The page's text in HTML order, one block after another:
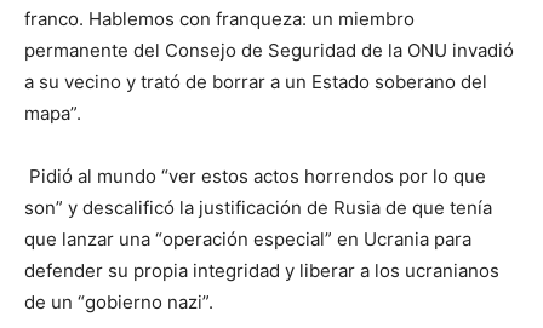
franco. Hablemos con franqueza: un miembro
permanente del Consejo de Seguridad de la ONU invadió
a su vecino y trató de borrar a un Estado soberano del
mapa”.
Pidió al mundo “ver estos actos horrendos por lo que
son” y descalificó la justificación de Rusia de que tenía
que lanzar una “operación especial” en Ucrania para
defender su propia integridad y liberar a los ucranianos
de un “gobierno nazi”.